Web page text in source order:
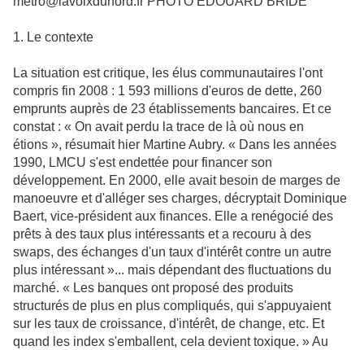
1. Le contexte
La situation est critique, les élus communautaires l'ont
compris fin 2008 : 1 593 millions d'euros de dette, 260
emprunts auprès de 23 établissements bancaires. Et ce
constat : « On avait perdu la trace de là où nous en
étions », résumait hier Martine Aubry. « Dans les années
1990, LMCU s'est endettée pour financer son
développement. En 2000, elle avait besoin de marges de
manoeuvre et d'alléger ses charges, décryptait Dominique
Baert, vice-président aux finances. Elle a renégocié des
prêts à des taux plus intéressants et a recouru à des
swaps, des échanges d'un taux d'intérêt contre un autre
plus intéressant »... mais dépendant des fluctuations du
marché. « Les banques ont proposé des produits
structurés de plus en plus compliqués, qui s'appuyaient
sur les taux de croissance, d'intérêt, de change, etc. Et
quand les index s'emballent, cela devient toxique. » Au